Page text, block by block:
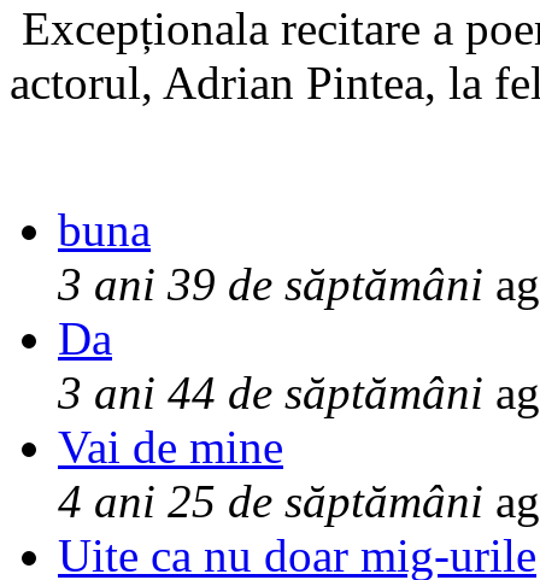
Excepționala recitare a
actorul, Adrian Pintea, la
buna
3 ani 39 de săptămâni
Da
3 ani 44 de săptămâni
Vai de mine
4 ani 25 de săptămâni
Uite ca nu doar mig-urile